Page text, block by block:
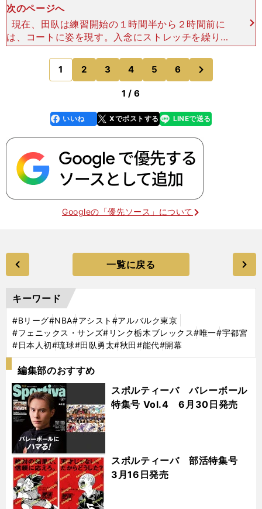
次のページへ
現在、田臥は練習開始の１時間半から２時間前に
は、コートに姿を現す。入念にストレッチを繰り返
し、練習に臨み、練習後のケアも誰よりも時間をか
け、つまり、誰よりも長く体育館にいる。 なぜ、
そこまでバスケッ
1 2 3 4 5 6
のページへ
1 / 6
faceboo
k
いいね Xでポストする
line LINEで送る
Googleの「優先ソース」について
一覧に戻る
キーワード
#Bリーグ#NBA#アシスト #アルバルク東京
#フェニックス・サンズ#リンク栃木ブレックス#唯一#宇都宮
#日本人初#琉球#田臥勇太#秋田#能代#開幕
編集部のおすすめ
スポルティーバ バレーボール
特集号 Vol.4 6月30日発売
スポルティーバ 部活特集号
3月16日発売